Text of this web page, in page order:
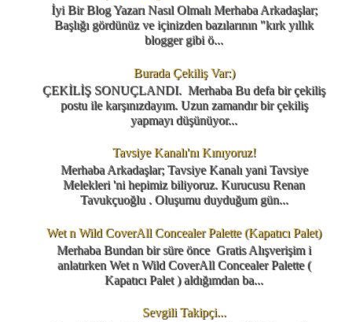
İyi Bir Blog Yazarı Nasıl Olmalı Merhaba Arkadaşlar;
Başlığı gördünüz ve içinizden bazılarının "kırk yıllık
blogger gibi ö...
Burada Çekiliş Var:)
ÇEKİLİŞ SONUÇLANDI. Merhaba Bu defa bir çekiliş
postu ile karşınızdayım. Uzun zamandır bir çekiliş
yapmayı düşünüyor...
Tavsiye Kanalı'nı Kınıyoruz!
Merhaba Arkadaşlar; Tavsiye Kanalı yani Tavsiye
Melekleri 'ni hepimiz biliyoruz. Kurucusu Renan
Tavukçuoğlu . Oluşumu duyduğum gün...
Wet n Wild CoverAll Concealer Palette (Kapatıcı Palet)
Merhaba Bundan bir süre önce Gratis Alışverişim i
anlatırken Wet n Wild CoverAll Concealer Palette (
Kapatıcı Palet ) aldığımdan ba...
Sevgili Takipçi...